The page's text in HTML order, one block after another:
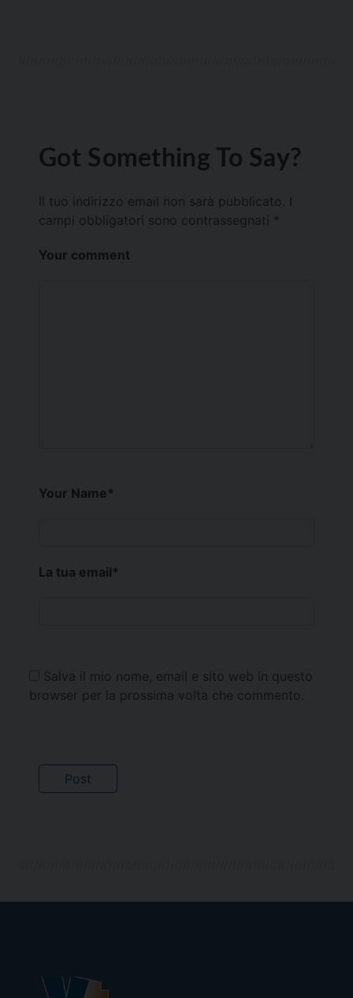
Got Something To Say?
Il tuo indirizzo email non sarà pubblicato.
campi obbligatori sono contrassegnati *
Your comment
Your Name*
La tua email*
Salva il mio nome, email e sito web in questo
browser per la prossima volta che commento.